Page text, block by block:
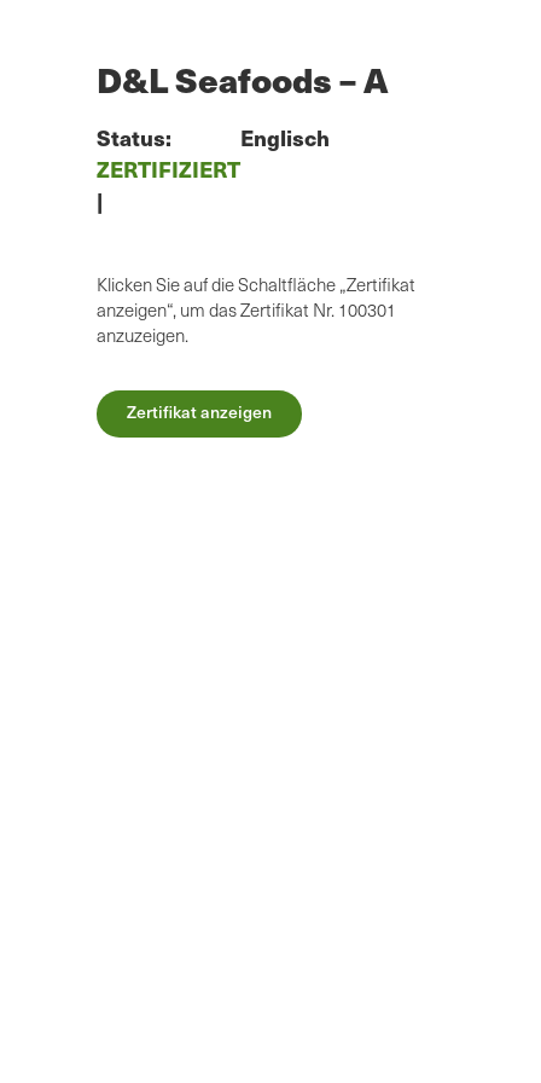
D&L Seafoods – A
Status:
ZERTIFIZIERT
|
Englisch
Klicken Sie auf die Schaltfläche „Zertifikat
anzeigen“, um das Zertifikat Nr. 100301
anzuzeigen.
Zertifikat anzeigen